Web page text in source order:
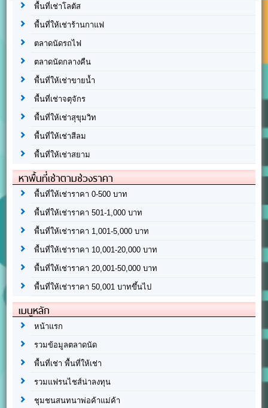
พื้นที่เช่าโลตัส
พื้นที่ให้เช่าร้านกาแฟ
ตลาดนัดรถไฟ
ตลาดนัดกลางคืน
พื้นที่ให้เช่าขายน้ำ
พื้นที่เช่าจตุจักร
พื้นที่ให้เช่าสุขุมวิท
พื้นที่ให้เช่าสีลม
พื้นที่ให้เช่าสยาม
หาพื้นที่เช่าตามช่วงราคา
พื้นที่ให้เช่าราคา 0-500 บาท
พื้นที่ให้เช่าราคา 501-1,000 บาท
พื้นที่ให้เช่าราคา 1,001-5,000 บาท
พื้นที่ให้เช่าราคา 10,001-20,000 บาท
พื้นที่ให้เช่าราคา 20,001-50,000 บาท
พื้นที่ให้เช่าราคา 50,001 บาทขึ้นไป
เมนูหลัก
หน้าแรก
รวมข้อมูลตลาดนัด
พื้นที่เช่า พื้นที่ให้เช่า
รวมแฟรนไชส์น่าลงทุน
ชุมชนสนทนาพ่อค้าแม่ค้า